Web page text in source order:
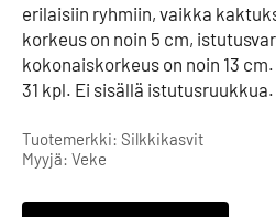
erilaisiin ryhmiin, vaikka
korkeus on noin 5 cm,
kokonaiskorkeus on noin 13
31 kpl. Ei sisällä istutusruukkua.
Tuotemerkki: Silkkikasvit
Myyjä: Veke